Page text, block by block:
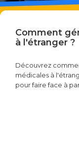
Comment
à l'étranger ?
Découvrez
médicales à
pour faire face à